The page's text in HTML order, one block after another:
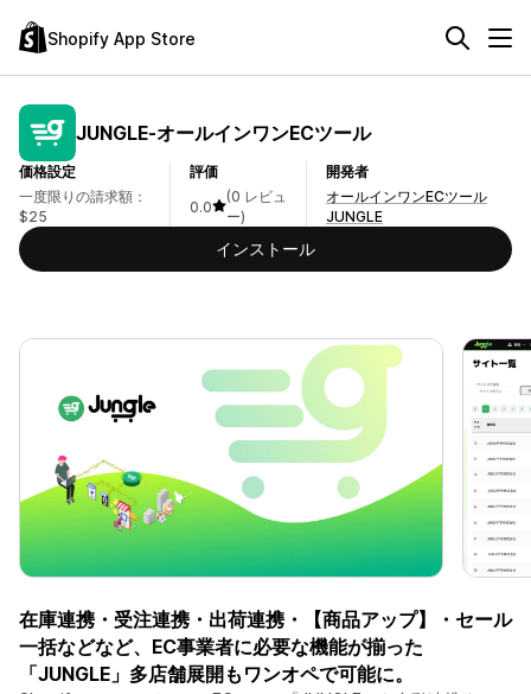
Shopify App Store
JUNGLE‑オールインワンECツール
価格設定
一度限りの請求額：
$25
評価
0.0
(0 レビュ
ー)
開発者
オールインワンECツール
JUNGLE
インストール
在庫連携・受注連携・出荷連携・【商品アップ】・セール
一括などなど、EC事業者に必要な機能が揃った
「JUNGLE」多店舗展開もワンオペで可能に。